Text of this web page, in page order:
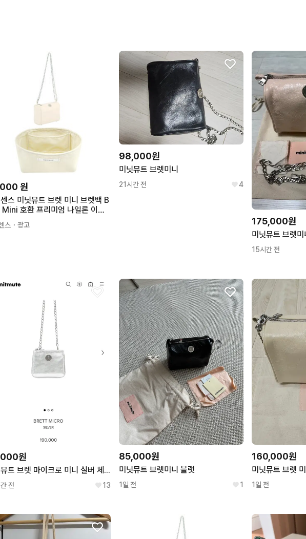
원
스 미닛뮤트 브렛 미니 브렛백 B
호환 프리미엄 나일론 이너
스 ・광고
98,000원
미닛뮤트 브렛미니
21시간 전 4
175,000원
미닛뮤트 브렛
15시간 전
원
미닛뮤트 브렛 마이크로 미니 실버 체인백 체인가방 브렛마이크로 브렛실버
전 13
85,000원
미닛뮤트 브렛미니 블랫
1일 전 1
160,000원
미닛뮤트 브렛
1일 전